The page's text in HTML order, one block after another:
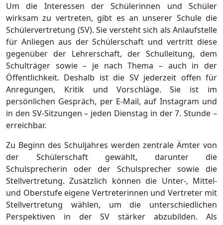
Um die Interessen der Schülerinnen und Schüler
wirksam zu vertreten, gibt es an unserer Schule die
Schülervertretung (SV). Sie versteht sich als Anlaufstelle
für Anliegen aus der Schülerschaft und vertritt diese
gegenüber der Lehrerschaft, der Schulleitung, dem
Schulträger sowie – je nach Thema – auch in der
Öffentlichkeit. Deshalb ist die SV jederzeit offen für
Anregungen, Kritik und Vorschläge. Sie ist im
persönlichen Gespräch, per E-Mail, auf Instagram und
in den SV-Sitzungen – jeden Dienstag in der 7. Stunde –
erreichbar.
Zu Beginn des Schuljahres werden zentrale Ämter von
der Schülerschaft gewählt, darunter die
Schulsprecherin oder der Schulsprecher sowie die
Stellvertretung. Zusätzlich können die Unter-, Mittel-
und Oberstufe eigene Vertreterinnen und Vertreter mit
Stellvertretung wählen, um die unterschiedlichen
Perspektiven in der SV stärker abzubilden. Als